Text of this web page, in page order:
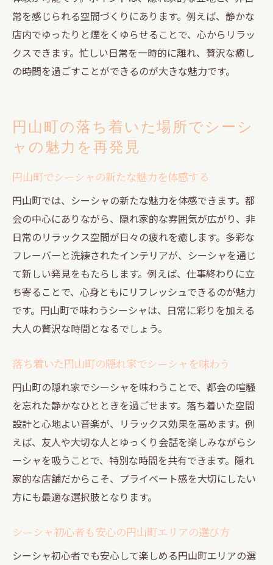
常を感じられる空間づくりにあります。例えば、静かな
店内でゆったりと煙をくゆらせることで、心からリラッ
クスできます。忙しい日常を一時的に離れ、贅沢な癒し
の時間を過ごすことができるのが大きな魅力です。
円山町の落ち着いた場所でシーシ
ャの魅力を再発見
円山町でシーシャの新たな魅力を体感する
円山町では、シーシャの新たな魅力を体感できます。都
会の中心にありながら、隠れ家的な雰囲気が広がり、非
日常のリラックス空間が日々の疲れを癒します。多彩な
フレーバーと洗練されたインテリアが、シーシャを通じ
て新しい発見をもたらします。例えば、仕事終わりに立
ち寄ることで、心身ともにリフレッシュできるのが魅力
です。円山町で味わうシーシャは、日常に彩りを加える
大人の贅沢な時間となるでしょう。
落ち着いた円山町の隠れ家でシーシャを味わう
円山町の隠れ家でシーシャを味わうことで、都会の喧騒
を忘れた静かなひとときを過ごせます。落ち着いた空間
設計と心地よい音楽が、リラックス効果を高めます。例
えば、友人や大切な人とゆっくり会話を楽しみながらシ
ーシャを吸うことで、特別な時間を共有できます。隠れ
家的な店舗だからこそ、プライベート感を大切にしたい
方にも最適な選択肢となります。
シーシャ初心者も安心の円山町エリアの選び方
シーシャ初心者でも安心して楽しめる円山町エリアの選